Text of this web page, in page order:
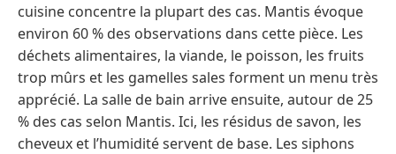
cuisine concentre la plupart des cas. Mantis évoque
environ 60 % des observations dans cette pièce. Les
déchets alimentaires, la viande, le poisson, les fruits
trop mûrs et les gamelles sales forment un menu très
apprécié. La salle de bain arrive ensuite, autour de 25
% des cas selon Mantis. Ici, les résidus de savon, les
cheveux et l’humidité servent de base. Les siphons